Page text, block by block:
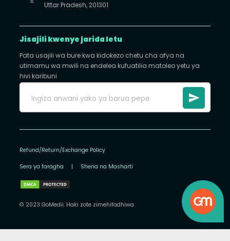
Uttar Pradesh, 201301
Jisajili kwenye jarida letu
Pata usajili wa bure kwa kidokezo chetu cha afya na
utimamu wa mwili na endelea kufuatilia matoleo yetu ya
hivi karibuni
Refund/Return/Exchange Policy
Sera ya faragha | Sheria na Masharti
© 2023 GoMedii. Haki zote zimehifadhiwa